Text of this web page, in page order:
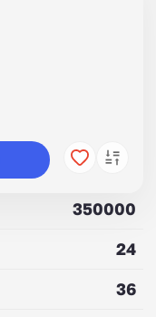
350000
24
36